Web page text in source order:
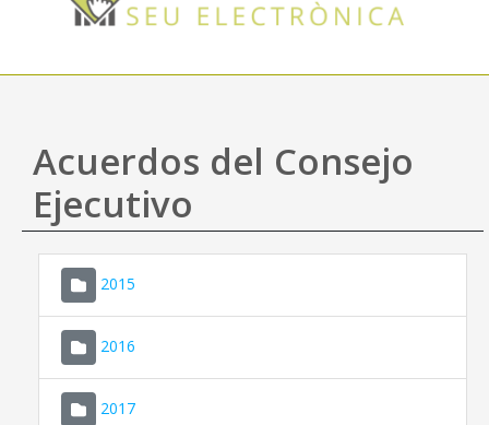
Acceso y seguridad
Utilidades
Mapa web
Ayuda
Acuerdos del Consejo
Ejecutivo
2015
2016
2017